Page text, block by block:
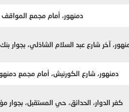
دمنهور، أمام مجمع المواقف
آخر شارع عبد السلام الشاذلي، بجوار
دمنهور، شارع الكورنيش، أمام مجمع
كفر الدوار، الحدائق، حي المستقبل، بجوار